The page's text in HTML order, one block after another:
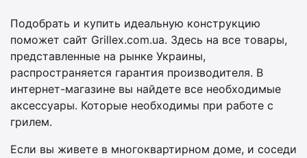
Подобрать и купить идеальную конструкцию
поможет сайт Grillex.com.ua. Здесь на все товары,
представленные на рынке Украины,
распространяется гарантия производителя. В
интернет-магазине вы найдете все необходимые
аксессуары. Которые необходимы при работе с
грилем.
Если вы живете в многоквартирном доме, и соседи